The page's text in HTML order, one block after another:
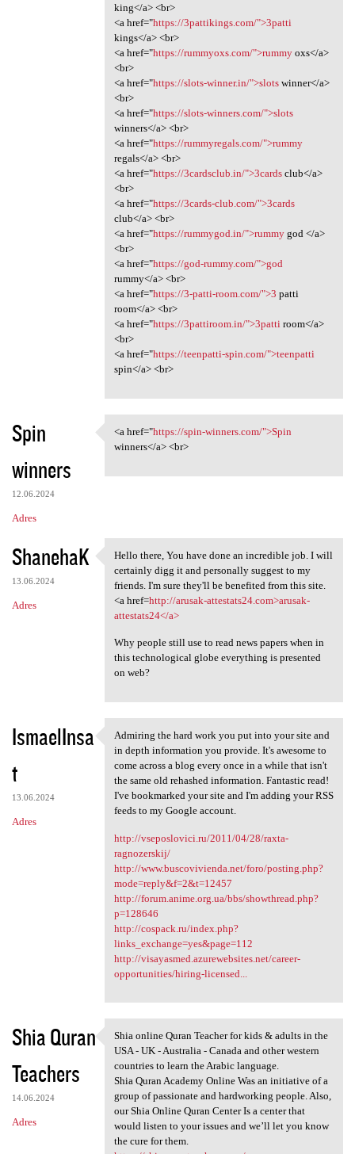
king</a> <br>
<a href="https://3pattikings.com/">3patti
kings</a> <br>
<a href="https://rummyoxs.com/">rummyoxs</a>
<br>
<a href="https://slots-winner.in/">slotswinner</a>
<br>
<a href="https://slots-winners.com/">slots
winners</a> <br>
<a href="https://rummyregals.com/">rummy
regals</a> <br>
<a href="https://3cardsclub.in/">3cardsclub</a>
<br>
<a href="https://3cards-club.com/">3cards
club</a> <br>
<a href="https://rummygod.in/">rummygod </a>
<br>
<a href="https://god-rummy.com/">god
rummy</a> <br>
<a href="https://3-patti-room.com/">3 patti
room</a> <br>
<a href="https://3pattiroom.in/">3pattiroom</a>
<br>
<a href="https://teenpatti-spin.com/">teenpatti
spin</a> <br>
Spin
winners
12.06.2024
Adres
<a href="https://spin-winners
<a href="https://spin-winners.com/">Spin
winners</a> <br>
ShanehaK
13.06.2024
Adres
Hello there, You have done
Hello there, You have done an incredible job. I will
certainly digg it and personally suggest to my
friends. I'm sure they'll be benefited from this site.
<a href=http://arusak-attestats24.com>arusak-
attestats24</a>
Why people still use to read news papers when in
this technological globe everything is presented
on web?
IsmaelInsa
t
13.06.2024
Adres
Admiring the hard work you
Admiring the hard work you put into your site and
in depth information you provide. It's awesome to
come across a blog every once in a while that isn't
the same old rehashed information. Fantastic read!
I've bookmarked your site and I'm adding your RSS
feeds to my Google account.
http://vseposlovici.ru/2011/04/28/raxta-
ragnozerskij/
http://www.buscovivienda.net/foro/posting.php?
mode=reply&f=2&t=12457
http://forum.anime.org.ua/bbs/showthread.php?
p=128646
http://cospack.ru/index.php?
links_exchange=yes&page=112
http://visayasmed.azurewebsites.net/career-
opportunities/hiring-licensed...
Shia Quran
Teachers
14.06.2024
Adres
Shia online Quran Teacher for
Shia online Quran Teacher for kids & adults in the
USA - UK - Australia - Canada and other western
countries to learn the Arabic language.
Shia Quran Academy Online Was an initiative of a
group of passionate and hardworking people. Also,
our Shia Online Quran Center Is a center that
would listen to your issues and we’ll let you know
the cure for them.